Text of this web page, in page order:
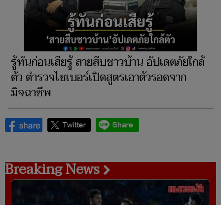
รู้ทันก่อนเสียรู้ สายสืบชาวบ้าน อัปเดตภัยใกล้
ตัว ตำรวจไซเบอร์เปิดสูตรเอาตัวรอดจาก
มิจฉาชีพ
Breaking News